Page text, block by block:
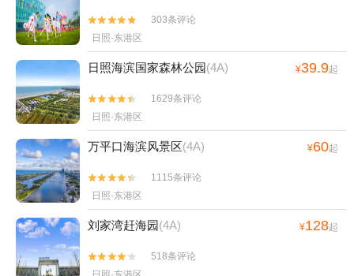


303条评论
日照·东港区
日照海滨国家森林公园(4A) ¥39.9起


1629条评论
日照·东港区
万平口海滨风景区(4A) ¥60起


1115条评论
日照·东港区
刘家湾赶海园(4A) ¥128起


518条评论